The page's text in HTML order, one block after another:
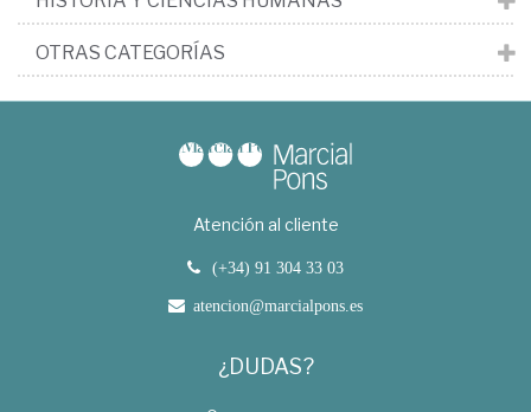
OTRAS CATEGORÍAS
Atención al cliente
(+34) 91 304 33 03
atencion@marcialpons.es
¿DUDAS?